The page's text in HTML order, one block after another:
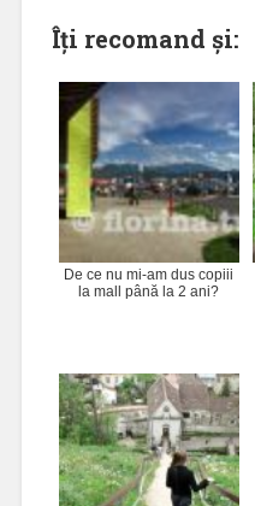
Îți recomand și:
De ce nu mi-am dus copiii
la mall până la 2 ani?